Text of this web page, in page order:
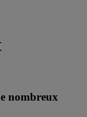
nombreux